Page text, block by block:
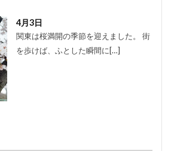
4月3日
関東は桜満開の季節を迎えました。 街
を歩けば、ふとした瞬間に[…]